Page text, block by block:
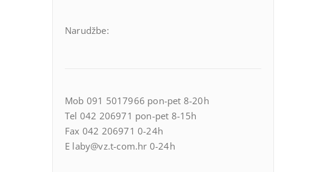
Narudžbe:
Mob 091 5017966 pon-pet 8-20h
Tel 042 206971 pon-pet 8-15h
Fax 042 206971 0-24h
E laby@vz.t-com.hr 0-24h